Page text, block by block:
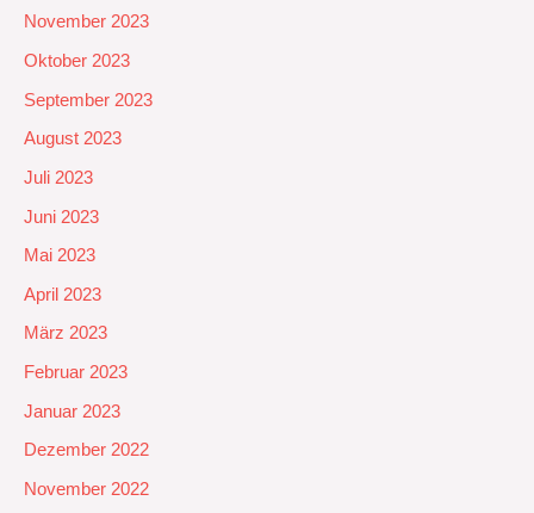
November 2023
Oktober 2023
September 2023
August 2023
Juli 2023
Juni 2023
Mai 2023
April 2023
März 2023
Februar 2023
Januar 2023
Dezember 2022
November 2022